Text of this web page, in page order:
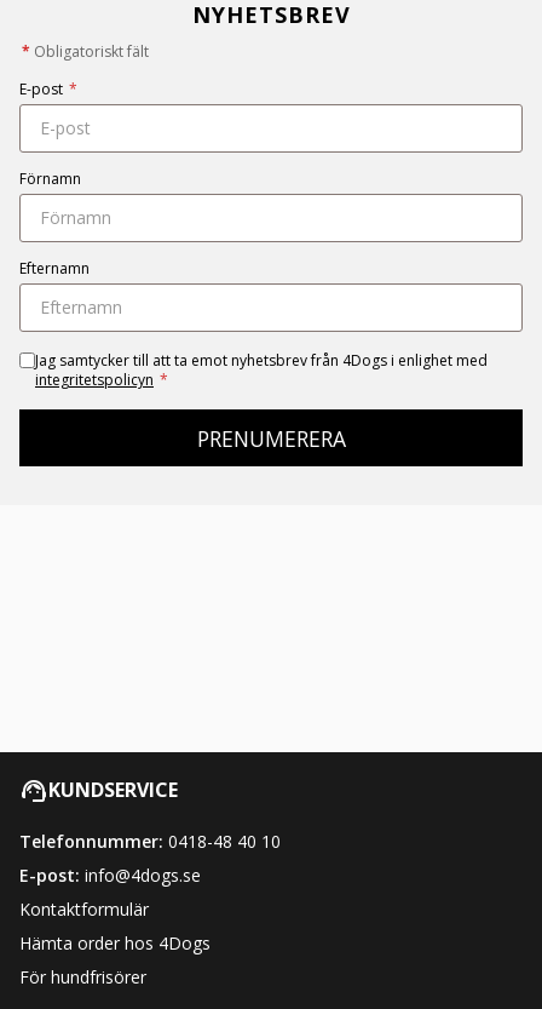
NYHETSBREV
* Obligatoriskt fält
E-post *
Förnamn
Efternamn
Jag samtycker till att ta emot nyhetsbrev från 4Dogs i enlighet med
integritetspolicyn *
PRENUMERERA
KUNDSERVICE
Telefonnummer: 0418-48 40 10
E-post: info@4dogs.se
Kontaktformulär
Hämta order hos 4Dogs
För hundfrisörer